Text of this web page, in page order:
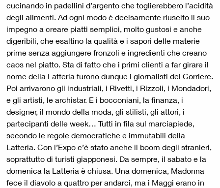
cucinando in padellini d’argento che toglierebbero l’acidità
degli alimenti. Ad ogni modo è decisamente riuscito il suo
impegno a creare piatti semplici, molto gustosi e anche
digeribili, che esaltino la qualità e i sapori delle materie
prime senza aggiungere fronzoli e ingredienti che creano
caos nel piatto. Sta di fatto che i primi clienti a far girare il
nome della Latteria furono dunque i giornalisti del Corriere.
Poi arrivarono gli industriali, i Rivetti, i Rizzoli, i Mondadori,
e gli artisti, le archistar. E i bocconiani, la finanza, i
designer, il mondo della moda, gli stilisti, gli attori, i
partecipanti delle week… Tutti in fila sul marciapiede,
secondo le regole democratiche e immutabili della
Latteria. Con l’Expo c’è stato anche il boom degli stranieri,
soprattutto di turisti giapponesi. Da sempre, il sabato e la
domenica la Latteria è chiusa. Una domenica, Madonna
fece il diavolo a quattro per andarci, ma i Maggi erano in